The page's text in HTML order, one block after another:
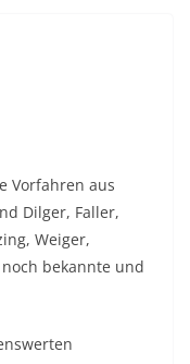
Vorfahren aus
Dilger, Faller,
Weiger,
bekannte und